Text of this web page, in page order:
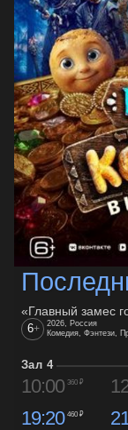
«Главный замес
6+
2026, Россия
Комедия, Фэнтези,
Зал 4
10:00 360 ₽
19:20 460 ₽